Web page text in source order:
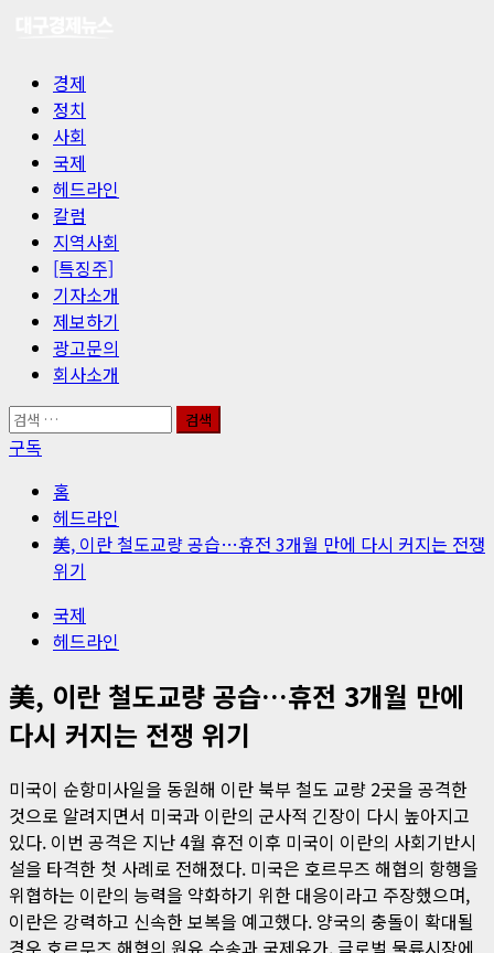
경제
정치
사회
국제
헤드라인
칼럼
지역사회
[특징주]
기자소개
제보하기
광고문의
회사소개
검
색:
구독
홈
헤드라인
美, 이란 철도교량 공습…휴전 3개월 만에 다시 커지는 전쟁
위기
국제
헤드라인
美, 이란 철도교량 공습…휴전 3개월 만에
다시 커지는 전쟁 위기
미국이 순항미사일을 동원해 이란 북부 철도 교량 2곳을 공격한
것으로 알려지면서 미국과 이란의 군사적 긴장이 다시 높아지고
있다. 이번 공격은 지난 4월 휴전 이후 미국이 이란의 사회기반시
설을 타격한 첫 사례로 전해졌다. 미국은 호르무즈 해협의 항행을
위협하는 이란의 능력을 약화하기 위한 대응이라고 주장했으며,
이란은 강력하고 신속한 보복을 예고했다. 양국의 충돌이 확대될
경우 호르무즈 해협의 원유 수송과 국제유가, 글로벌 물류시장에